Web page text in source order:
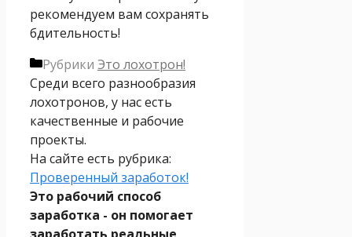
рекомендуем вам сохранять
бдительность!
Рубрики Это лохотрон!
Среди всего разнообразия
лохотронов, у нас есть
качественные и рабочие
проекты.
На сайте есть рубрика:
Проверенный заработок!
Это рабочий способ
заработка - он помогает